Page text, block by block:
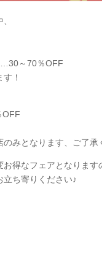
～70％OFF
！
OFF
みとなります、ご了承
得なフェアとなります
立ち寄りください♪